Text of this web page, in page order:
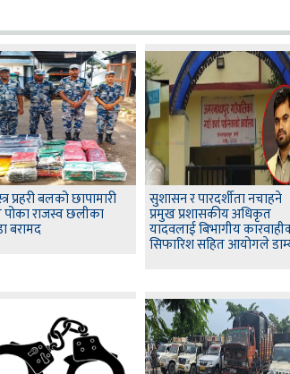
प्रहरी बलको छापामारी
पोका राजस्व छलीका
बरामद
सुशासन र पारदर्शीता नचाहने
प्रमुख प्रशासकीय अधिकृत
यादवलाई बिभागीय
सिफारिश सहित आयोगले